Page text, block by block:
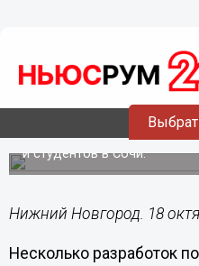
Мантуров
производством
Нижегородской
Министр промышленности
выставочную экспозицию
и студентов в Сочи.
Нижний Новгород. 18
Несколько разработок